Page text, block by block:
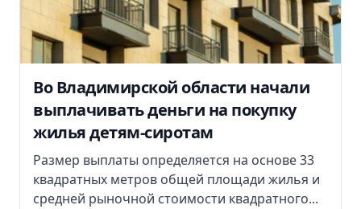
Во Владимирской области начали
выплачивать деньги на покупку
жилья детям-сиротам
Размер выплаты определяется на основе 33
квадратных метров общей площади жилья и
средней рыночной стоимости квадратного...